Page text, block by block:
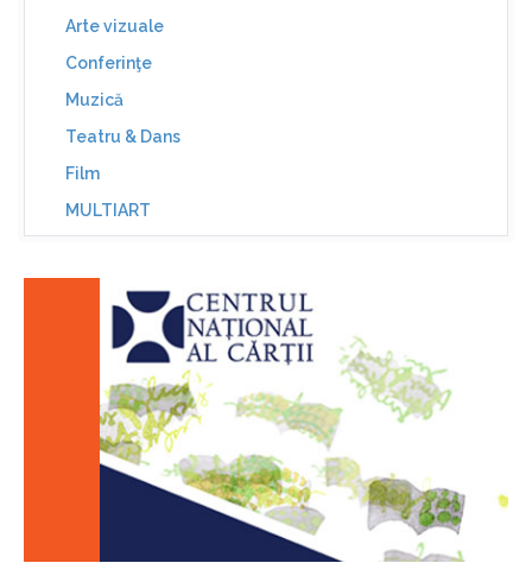
Arte vizuale
Conferinţe
Muzică
Teatru & Dans
Film
MULTIART